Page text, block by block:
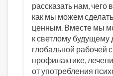
рассказать нам, чего
как мы можем
ценным. Вместе мы
к светлому будущему
глобальной рабочей
профилактике,
от употребления